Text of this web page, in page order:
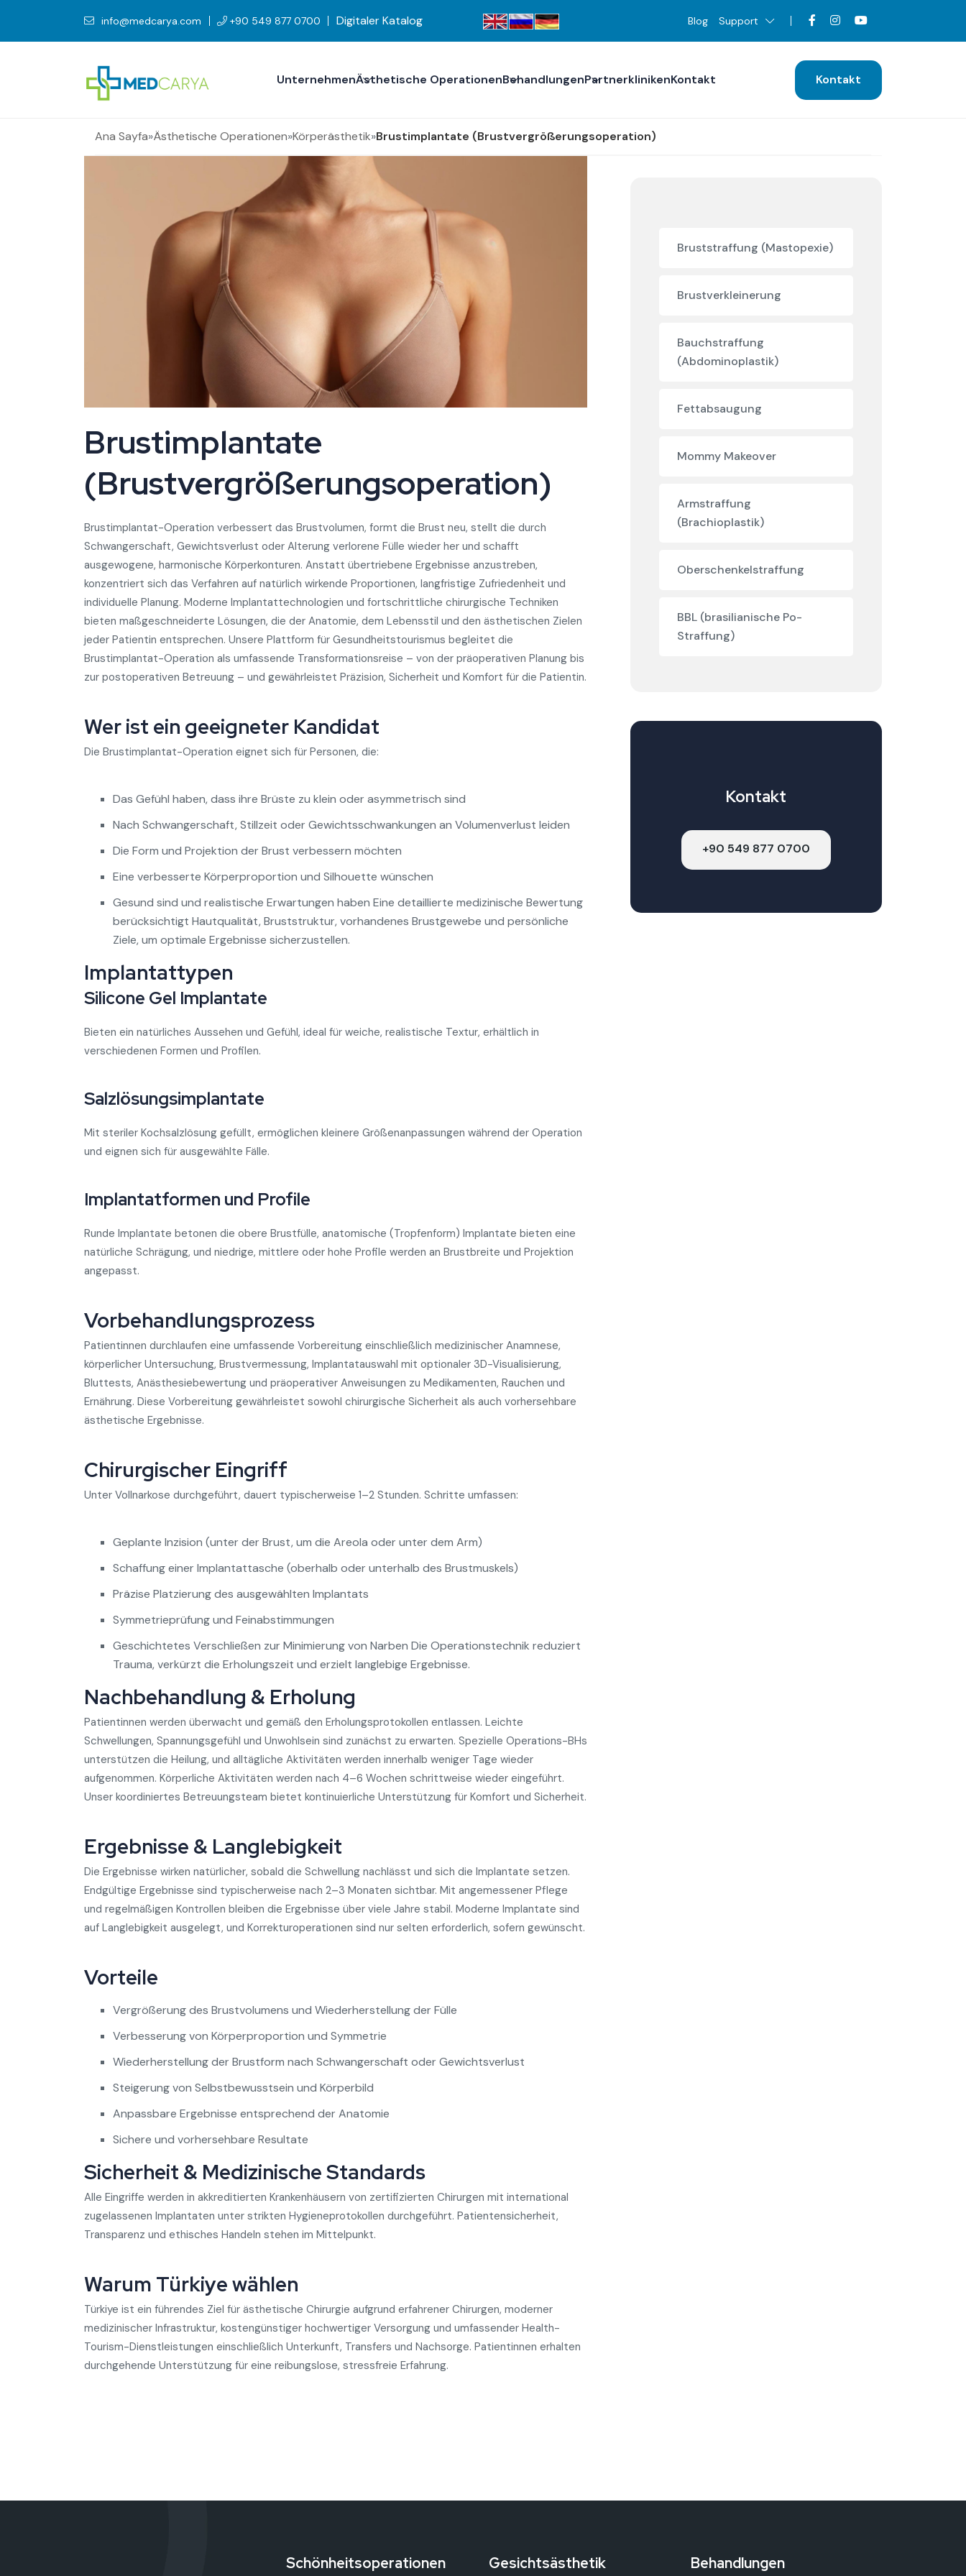
info@medcarya.com +90 549 877 0700 Digitaler Katalog Blog Support
UnternehmenÄsthetische OperationenBehandlungenPartnerklinikenKontakt Kontakt
Ana Sayfa»Ästhetische Operationen»Körperästhetik»Brustimplantate (Brustvergrößerungsoperation)
Brustimplantate
(Brustvergrößerungsoperation)
Brustimplantat-Operation verbessert das Brustvolumen, formt die Brust neu, stellt die durch
Schwangerschaft, Gewichtsverlust oder Alterung verlorene Fülle wieder her und schafft
ausgewogene, harmonische Körperkonturen. Anstatt übertriebene Ergebnisse anzustreben,
konzentriert sich das Verfahren auf natürlich wirkende Proportionen, langfristige Zufriedenheit und
individuelle Planung. Moderne Implantattechnologien und fortschrittliche chirurgische Techniken
bieten maßgeschneiderte Lösungen, die der Anatomie, dem Lebensstil und den ästhetischen Zielen
jeder Patientin entsprechen. Unsere Plattform für Gesundheitstourismus begleitet die
Brustimplantat-Operation als umfassende Transformationsreise – von der präoperativen Planung bis
zur postoperativen Betreuung – und gewährleistet Präzision, Sicherheit und Komfort für die Patientin.
Wer ist ein geeigneter Kandidat
Die Brustimplantat-Operation eignet sich für Personen, die:
Das Gefühl haben, dass ihre Brüste zu klein oder asymmetrisch sind
Nach Schwangerschaft, Stillzeit oder Gewichtsschwankungen an Volumenverlust leiden
Die Form und Projektion der Brust verbessern möchten
Eine verbesserte Körperproportion und Silhouette wünschen
Gesund sind und realistische Erwartungen haben Eine detaillierte medizinische Bewertung
berücksichtigt Hautqualität, Bruststruktur, vorhandenes Brustgewebe und persönliche
Ziele, um optimale Ergebnisse sicherzustellen.
Implantattypen
Silicone Gel Implantate
Bieten ein natürliches Aussehen und Gefühl, ideal für weiche, realistische Textur, erhältlich in
verschiedenen Formen und Profilen.
Salzlösungsimplantate
Mit steriler Kochsalzlösung gefüllt, ermöglichen kleinere Größenanpassungen während der Operation
und eignen sich für ausgewählte Fälle.
Implantatformen und Profile
Runde Implantate betonen die obere Brustfülle, anatomische (Tropfenform) Implantate bieten eine
natürliche Schrägung, und niedrige, mittlere oder hohe Profile werden an Brustbreite und Projektion
angepasst.
Vorbehandlungsprozess
Patientinnen durchlaufen eine umfassende Vorbereitung einschließlich medizinischer Anamnese,
körperlicher Untersuchung, Brustvermessung, Implantatauswahl mit optionaler 3D-Visualisierung,
Bluttests, Anästhesiebewertung und präoperativer Anweisungen zu Medikamenten, Rauchen und
Ernährung. Diese Vorbereitung gewährleistet sowohl chirurgische Sicherheit als auch vorhersehbare
ästhetische Ergebnisse.
Chirurgischer Eingriff
Unter Vollnarkose durchgeführt, dauert typischerweise 1–2 Stunden. Schritte umfassen:
Geplante Inzision (unter der Brust, um die Areola oder unter dem Arm)
Schaffung einer Implantattasche (oberhalb oder unterhalb des Brustmuskels)
Präzise Platzierung des ausgewählten Implantats
Symmetrieprüfung und Feinabstimmungen
Geschichtetes Verschließen zur Minimierung von Narben Die Operationstechnik reduziert
Trauma, verkürzt die Erholungszeit und erzielt langlebige Ergebnisse.
Nachbehandlung & Erholung
Patientinnen werden überwacht und gemäß den Erholungsprotokollen entlassen. Leichte
Schwellungen, Spannungsgefühl und Unwohlsein sind zunächst zu erwarten. Spezielle Operations-BHs
unterstützen die Heilung, und alltägliche Aktivitäten werden innerhalb weniger Tage wieder
aufgenommen. Körperliche Aktivitäten werden nach 4–6 Wochen schrittweise wieder eingeführt.
Unser koordiniertes Betreuungsteam bietet kontinuierliche Unterstützung für Komfort und Sicherheit.
Ergebnisse & Langlebigkeit
Die Ergebnisse wirken natürlicher, sobald die Schwellung nachlässt und sich die Implantate setzen.
Endgültige Ergebnisse sind typischerweise nach 2–3 Monaten sichtbar. Mit angemessener Pflege
und regelmäßigen Kontrollen bleiben die Ergebnisse über viele Jahre stabil. Moderne Implantate sind
auf Langlebigkeit ausgelegt, und Korrekturoperationen sind nur selten erforderlich, sofern gewünscht.
Vorteile
Vergrößerung des Brustvolumens und Wiederherstellung der Fülle
Verbesserung von Körperproportion und Symmetrie
Wiederherstellung der Brustform nach Schwangerschaft oder Gewichtsverlust
Steigerung von Selbstbewusstsein und Körperbild
Anpassbare Ergebnisse entsprechend der Anatomie
Sichere und vorhersehbare Resultate
Sicherheit & Medizinische Standards
Alle Eingriffe werden in akkreditierten Krankenhäusern von zertifizierten Chirurgen mit international
zugelassenen Implantaten unter strikten Hygieneprotokollen durchgeführt. Patientensicherheit,
Transparenz und ethisches Handeln stehen im Mittelpunkt.
Warum Türkiye wählen
Türkiye ist ein führendes Ziel für ästhetische Chirurgie aufgrund erfahrener Chirurgen, moderner
medizinischer Infrastruktur, kostengünstiger hochwertiger Versorgung und umfassender Health-
Tourism-Dienstleistungen einschließlich Unterkunft, Transfers und Nachsorge. Patientinnen erhalten
durchgehende Unterstützung für eine reibungslose, stressfreie Erfahrung.
Bruststraffung (Mastopexie)
Brustverkleinerung
Bauchstraffung
(Abdominoplastik)
Fettabsaugung
Mommy Makeover
Armstraffung
(Brachioplastik)
Oberschenkelstraffung
BBL (brasilianische Po-
Straffung)
Kontakt
+90 549 877 0700
Schönheitsoperationen Gesichtsästhetik Behandlungen